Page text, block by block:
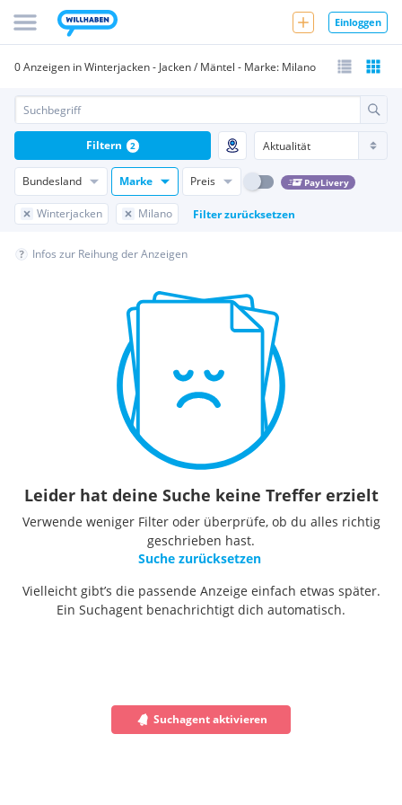
Einloggen
0 Anzeigen in Winterjacken - Jacken / Mäntel - Marke: Milano
Bundesland Marke Preis PayLivery
Winterjacken Milano Filter zurücksetzen
Filtern 2
Infos zur Reihung der Anzeigen
Leider hat deine Suche keine Treffer erzielt
Verwende weniger Filter oder überprüfe, ob du alles richtig
geschrieben hast.
Suche zurücksetzen
Vielleicht gibt’s die passende Anzeige einfach etwas später.
Ein Suchagent benachrichtigt dich automatisch.
Suchagent aktivieren